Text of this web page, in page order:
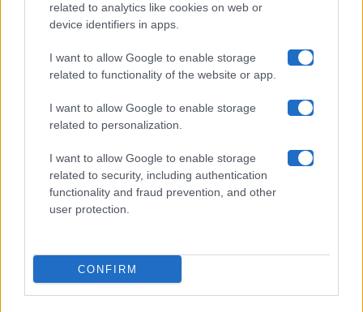
related to analytics like cookies on web or
device identifiers in apps.
I want to allow Google to enable storage
related to functionality of the website or app.
I want to allow Google to enable storage
related to personalization.
I want to allow Google to enable storage
related to security, including authentication
functionality and fraud prevention, and other
user protection.
CONFIRM
Contatti
Privacy Policy
Cookie Policy
Preferenze Privacy- Riproduzione riservata - Photo
Credits: Le immagini presenti in questo sito sono di
proprietà di Maste Srl